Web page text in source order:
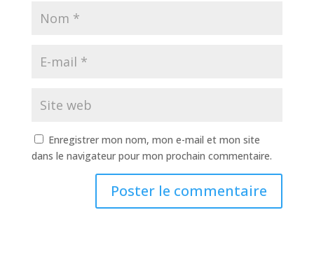
Enregistrer mon nom, mon e-mail et mon site
dans le navigateur pour mon prochain commentaire.